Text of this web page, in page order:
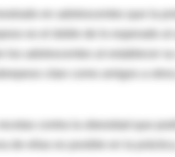
en adolescentes que la
es el doble de lo esperado
citan como amigos a
de ellas es posible en la